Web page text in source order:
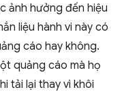
ảnh hưởng đến hiệu
liệu hành vi này có
cáo hay không.
quảng cáo mà họ
tải lại thay vì khôi